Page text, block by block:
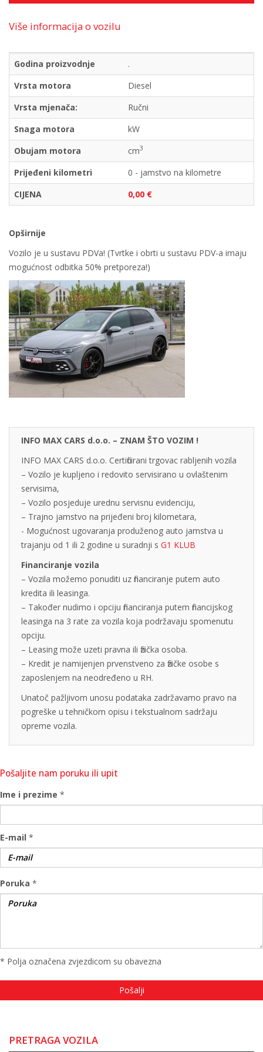
Više informacija o vozilu
Godina proizvodnje
.
Vrsta motora
Diesel
Vrsta mjenača:
Ručni
Snaga motora
kW
Obujam motora
cm3
Prijeđeni kilometri
0 - jamstvo na kilometre
CIJENA
0,00 €
Opširnije
Vozilo je u sustavu PDVa! (Tvrtke i obrti u sustavu PDV-a imaju
mogućnost odbitka 50% pretporeza!)
INFO MAX CARS d.o.o. – ZNAM ŠTO VOZIM !
INFO MAX CARS d.o.o. Certificirani trgovac rabljenih vozila
– Vozilo je kupljeno i redovito servisirano u ovlaštenim
servisima,
– Vozilo posjeduje urednu servisnu evidenciju,
– Trajno jamstvo na prijeđeni broj kilometara,
- Mogućnost ugovaranja produženog auto jamstva u
trajanju od 1 ili 2 godine u suradnji s G1 KLUB
Financiranje vozila
– Vozila možemo ponuditi uz financiranje putem auto
kredita ili leasinga.
– Također nudimo i opciju financiranja putem financijskog
leasinga na 3 rate za vozila koja podržavaju spomenutu
opciju.
– Leasing može uzeti pravna ili fizička osoba.
– Kredit je namijenjen prvenstveno za fizičke osobe s
zaposlenjem na neodređeno u RH.
Unatoč pažljivom unosu podataka zadržavamo pravo na
pogreške u tehničkom opisu i tekstualnom sadržaju
opreme vozila.
Pošaljite nam poruku ili upit
Ime i prezime *
E-mail *
Poruka *
* Polja označena zvjezdicom su obavezna
PRETRAGA VOZILA